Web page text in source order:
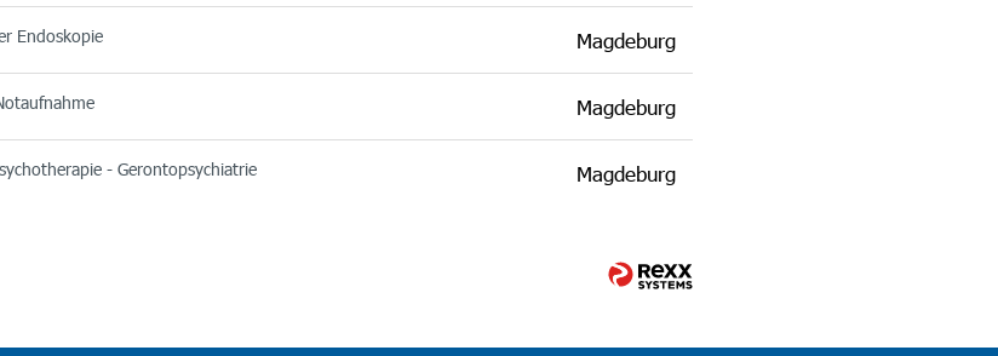
Endoskopie Magdeburg
Magdeburg
- Gerontopsychiatrie Magdeburg